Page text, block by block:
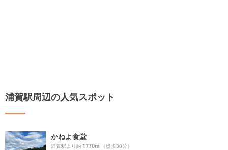
浦賀駅周辺の人気スポット
かねよ食堂
浦賀駅より約1770m （徒歩30分）